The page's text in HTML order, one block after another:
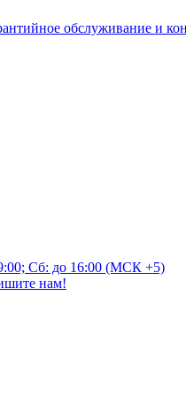
обслуживание и
Сб: до 16:00 (МСК +5)
нам!